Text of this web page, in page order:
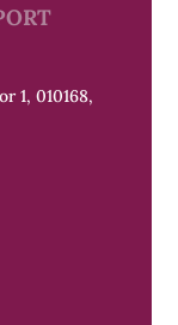
1, 010168,